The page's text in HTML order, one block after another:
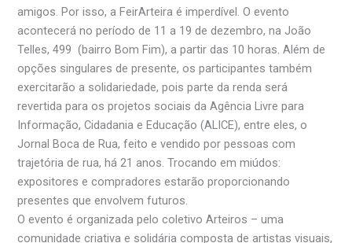
amigos. Por isso, a FeirArteira é imperdível. O evento
acontecerá no período de 11 a 19 de dezembro, na João
Telles, 499 (bairro Bom Fim), a partir das 10 horas. Além de
opções singulares de presente, os participantes também
exercitarão a solidariedade, pois parte da renda será
revertida para os projetos sociais da Agência Livre para
Informação, Cidadania e Educação (ALICE), entre eles, o
Jornal Boca de Rua, feito e vendido por pessoas com
trajetória de rua, há 21 anos. Trocando em miúdos:
expositores e compradores estarão proporcionando
presentes que envolvem futuros.
O evento é organizada pelo coletivo Arteiros – uma
comunidade criativa e solidária composta de artistas visuais,